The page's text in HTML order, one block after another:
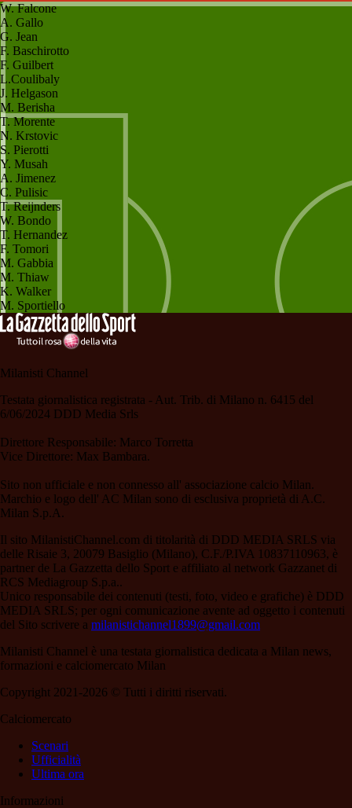
W. Falcone
A. Gallo
G. Jean
F. Baschirotto
F. Guilbert
L.Coulibaly
J. Helgason
M. Berisha
T. Morente
N. Krstovic
S. Pierotti
Y. Musah
A. Jimenez
C. Pulisic
T. Reijnders
W. Bondo
T. Hernandez
F. Tomori
M. Gabbia
M. Thiaw
K. Walker
M. Sportiello
Milanisti Channel
Testata giornalistica registrata - Aut. Trib. di Milano n. 6415 del
6/06/2024 DDD Media Srls
Direttore Responsabile: Marco Torretta
Vice Direttore: Max Bambara.
Sito non ufficiale e non connesso all' associazione calcio Milan.
Marchio e logo dell' AC Milan sono di esclusiva proprietà di A.C.
Milan S.p.A.
Il sito MilanistiChannel.com di titolarità di DDD MEDIA SRLS via
delle Risaie 3, 20079 Basiglio (Milano), C.F./P.IVA 10837110963, è
partner de La Gazzetta dello Sport e affiliato al network Gazzanet di
RCS Mediagroup S.p.a..
Unico responsabile dei contenuti (testi, foto, video e grafiche) è DDD
MEDIA SRLS; per ogni comunicazione avente ad oggetto i contenuti
del Sito scrivere a milanistichannel1899@gmail.com
Milanisti Channel è una testata giornalistica dedicata a Milan news,
formazioni e calciomercato Milan
Copyright 2021-2026 © Tutti i diritti riservati.
Calciomercato
Scenari
Ufficialità
Ultima ora
Informazioni